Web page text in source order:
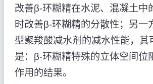
改善β-环糊精在水泥、混凝土中
时改善β-环糊精的分散性；另一
型聚羧酸减水剂的减水性能，其
是：β-环糊精特殊的立体空间位
作用的结果。